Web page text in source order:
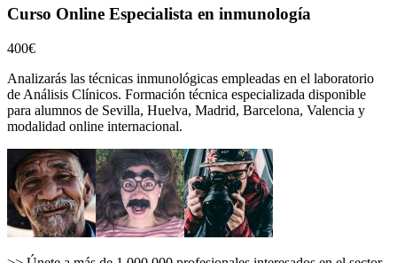
Curso Online Especialista en inmunología
400€
Analizarás las técnicas inmunológicas empleadas en el laboratorio
de Análisis Clínicos. Formación técnica especializada disponible
para alumnos de Sevilla, Huelva, Madrid, Barcelona, Valencia y
modalidad online internacional.